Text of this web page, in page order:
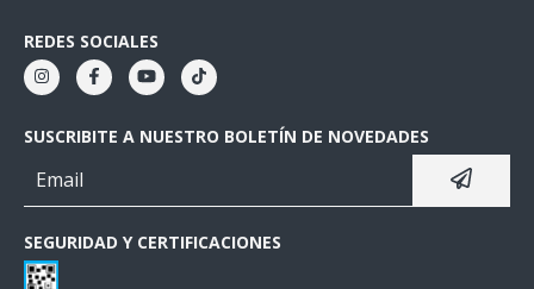
REDES SOCIALES
SUSCRIBITE A NUESTRO BOLETÍN DE NOVEDADES
SEGURIDAD Y CERTIFICACIONES